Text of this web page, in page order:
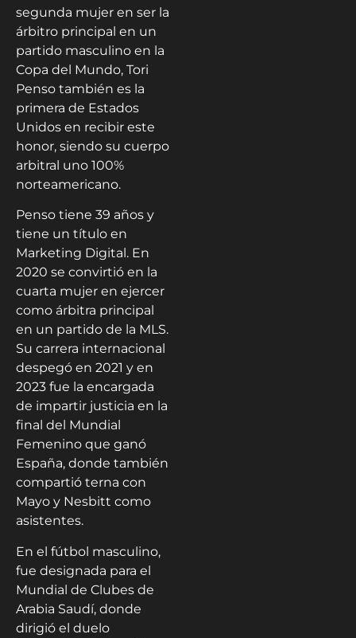
segunda mujer en ser la
árbitro principal en un
partido masculino en la
Copa del Mundo, Tori
Penso también es la
primera de Estados
Unidos en recibir este
honor, siendo su cuerpo
arbitral uno 100%
norteamericano.
Penso tiene 39 años y
tiene un título en
Marketing Digital. En
2020 se convirtió en la
cuarta mujer en ejercer
como árbitra principal
en un partido de la MLS.
Su carrera internacional
despegó en 2021 y en
2023 fue la encargada
de impartir justicia en la
final del Mundial
Femenino que ganó
España, donde también
compartió terna con
Mayo y Nesbitt como
asistentes.
En el fútbol masculino,
fue designada para el
Mundial de Clubes de
Arabia Saudí, donde
dirigió el duelo